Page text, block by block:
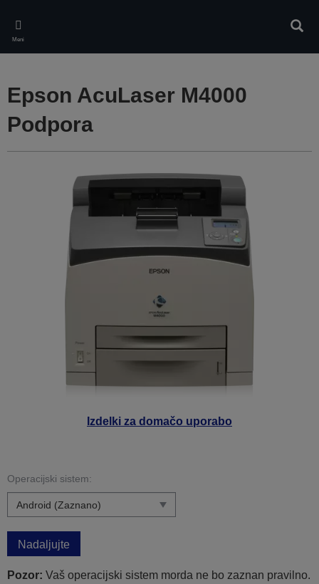
main
content
Meni
Izdelki za domačo uporabo
Epson AcuLaser M4000
Podpora
Operacijski sistem:
Nadaljujte
Pozor: Vaš operacijski sistem morda ne bo zaznan pravilno.